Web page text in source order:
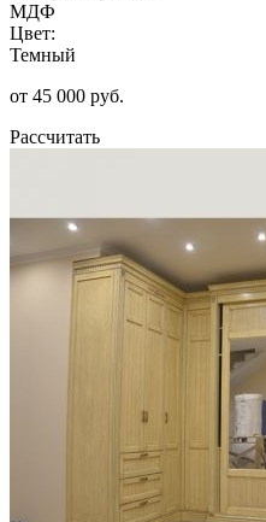
МДФ
Цвет:
Темный
от 45 000 руб.
Рассчитать